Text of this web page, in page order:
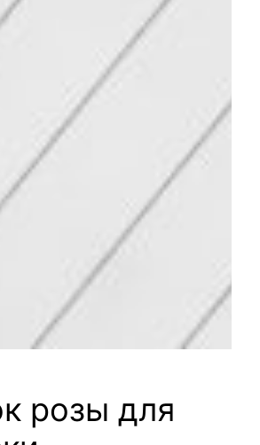
розы для